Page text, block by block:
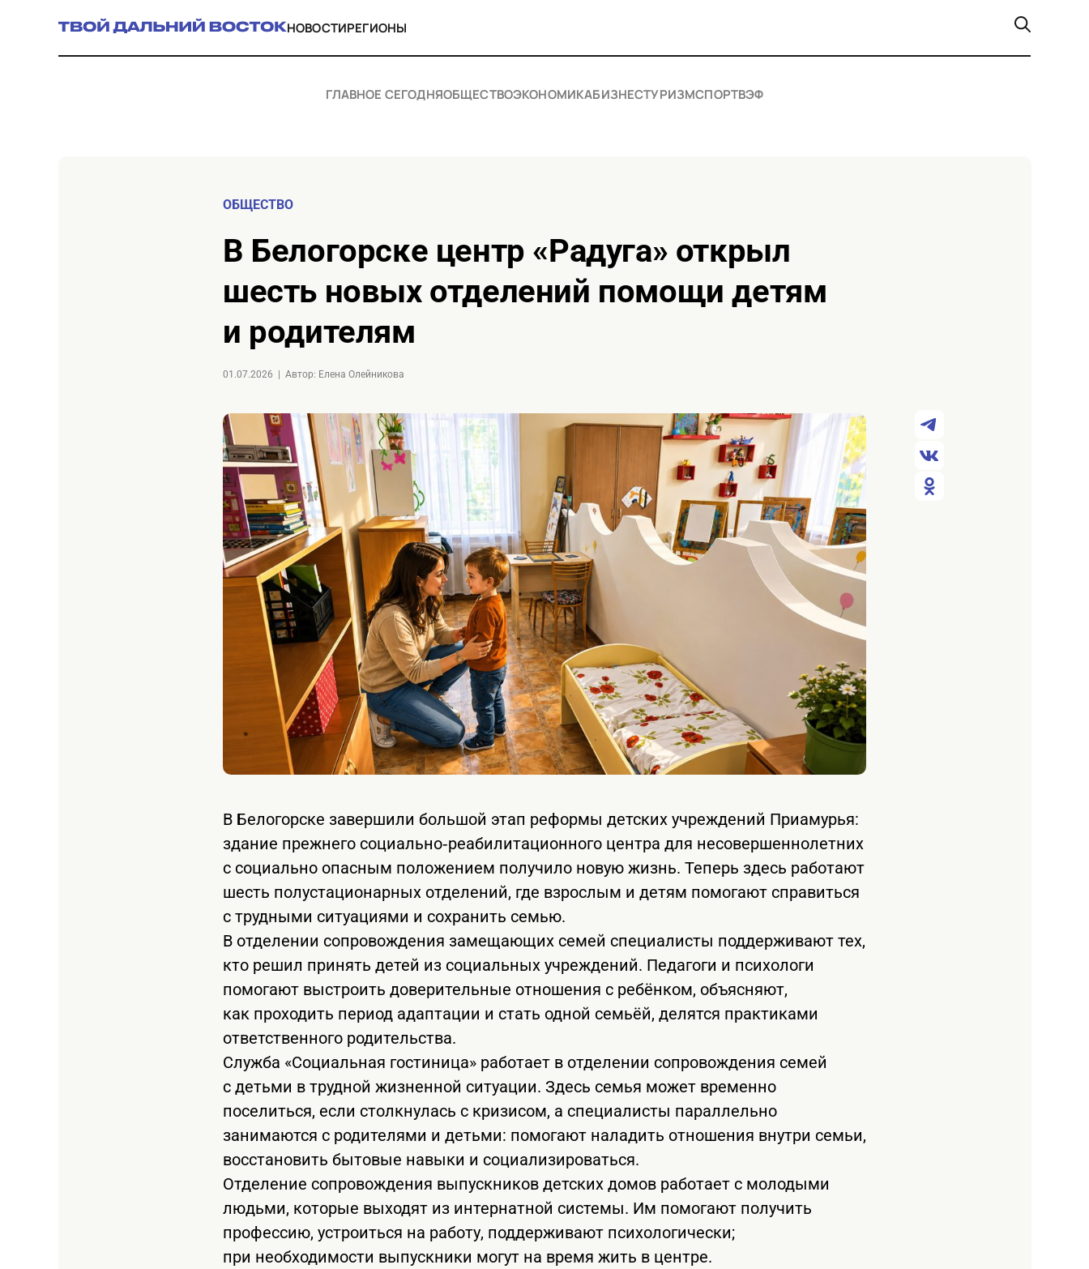
НОВОСТИРЕГИОНЫ
ГЛАВНОЕ СЕГОДНЯОБЩЕСТВОЭКОНОМИКАБИЗНЕСТУРИЗМСПОРТВЭФ
ОБЩЕСТВО
в Белогорске центр «Радуга» открыл
шесть новых отделений помощи детям
и родителям
01.07.2026 | Автор: Елена Олейникова
В Белогорске завершили большой этап реформы детских учреждений Приамурья:
здание прежнего социально‑реабилитационного центра для несовершеннолетних
с социально опасным положением получило новую жизнь. Теперь здесь работают
шесть полустационарных отделений, где взрослым и детям помогают справиться
с трудными ситуациями и сохранить семью.
В отделении сопровождения замещающих семей специалисты поддерживают тех,
кто решил принять детей из социальных учреждений. Педагоги и психологи
помогают выстроить доверительные отношения с ребёнком, объясняют,
как проходить период адаптации и стать одной семьёй, делятся практиками
ответственного родительства.
Служба «Социальная гостиница» работает в отделении сопровождения семей
с детьми в трудной жизненной ситуации. Здесь семья может временно
поселиться, если столкнулась с кризисом, а специалисты параллельно
занимаются с родителями и детьми: помогают наладить отношения внутри семьи,
восстановить бытовые навыки и социализироваться.
Отделение сопровождения выпускников детских домов работает с молодыми
людьми, которые выходят из интернатной системы. Им помогают получить
профессию, устроиться на работу, поддерживают психологически;
при необходимости выпускники могут на время жить в центре.